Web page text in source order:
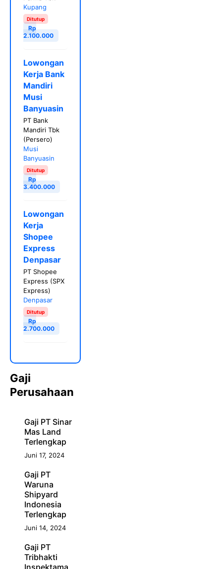
Kupang
Ditutup
Rp
2.100.000
Lowongan
Kerja Bank
Mandiri
Musi
Banyuasin
PT Bank
Mandiri Tbk
(Persero)
Musi
Banyuasin
Ditutup
Rp
3.400.000
Lowongan
Kerja
Shopee
Express
Denpasar
PT Shopee
Express (SPX
Express)
Denpasar
Ditutup
Rp
2.700.000
Gaji
Perusahaan
Gaji PT Sinar
Mas Land
Terlengkap
Juni 17, 2024
Gaji PT
Waruna
Shipyard
Indonesia
Terlengkap
Juni 14, 2024
Gaji PT
Tribhakti
Inspektama